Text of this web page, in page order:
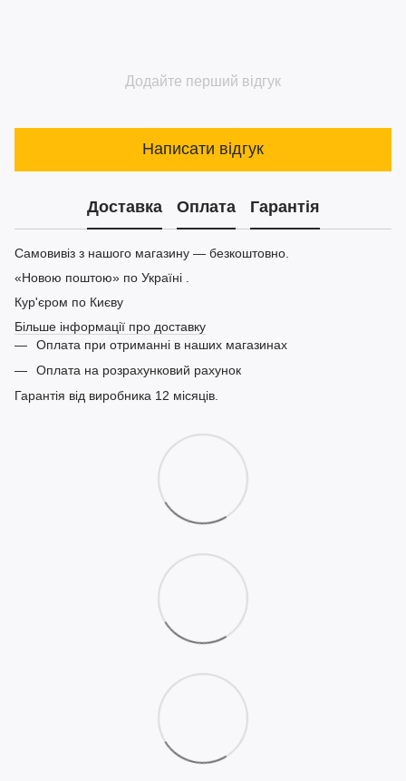
Додайте перший відгук
Написати відгук
Доставка Оплата Гарантія
Самовивіз з нашого магазину — безкоштовно.
«Новою поштою» по Україні .
Кур'єром по Києву
Більше інформації про доставку
Оплата при отриманні в наших магазинах
Оплата на розрахунковий рахунок
Гарантія від виробника 12 місяців.